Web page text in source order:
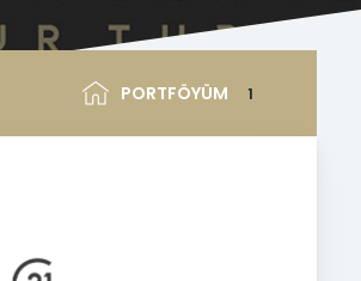
PORTFÖYÜM 1